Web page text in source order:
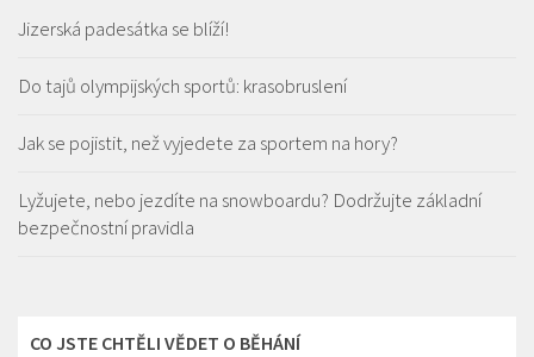
Jizerská padesátka se blíží!
Do tajů olympijských sportů: krasobruslení
Jak se pojistit, než vyjedete za sportem na hory?
Lyžujete, nebo jezdíte na snowboardu? Dodržujte základní
bezpečnostní pravidla
CO JSTE CHTĚLI VĚDET O BĚHÁNÍ